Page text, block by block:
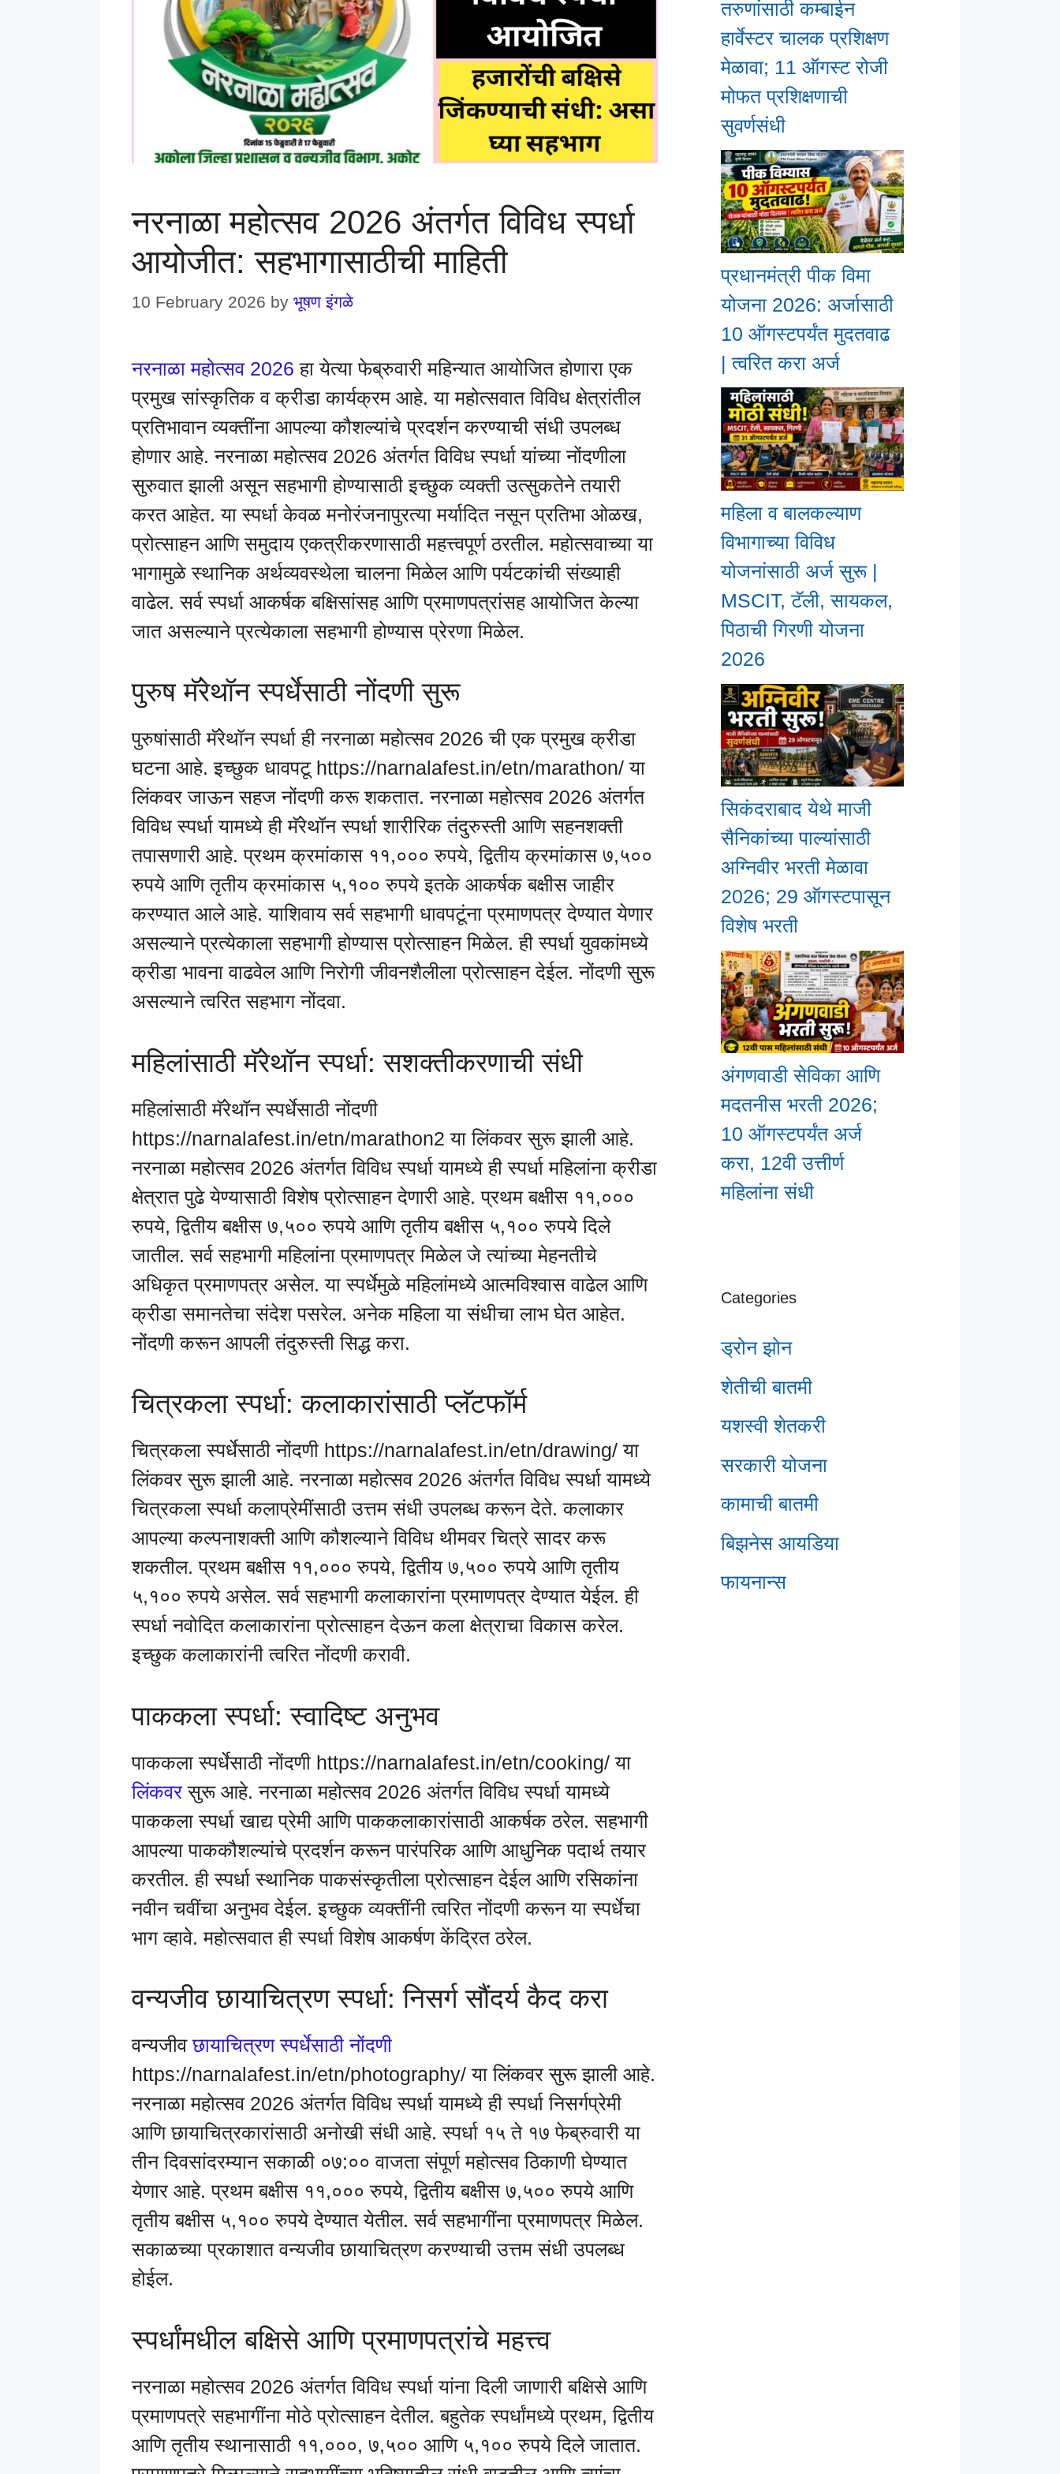
नरनाळा महोत्सव 2026 अंतर्गत विविध स्पर्धा
आयोजीत: सहभागासाठीची माहिती
10 February 2026 by भूषण इंगळे
नरनाळा महोत्सव 2026 हा येत्या फेब्रुवारी महिन्यात आयोजित होणारा एक
प्रमुख सांस्कृतिक व क्रीडा कार्यक्रम आहे. या महोत्सवात विविध क्षेत्रांतील
प्रतिभावान व्यक्तींना आपल्या कौशल्यांचे प्रदर्शन करण्याची संधी उपलब्ध
होणार आहे. नरनाळा महोत्सव 2026 अंतर्गत विविध स्पर्धा यांच्या नोंदणीला
सुरुवात झाली असून सहभागी होण्यासाठी इच्छुक व्यक्ती उत्सुकतेने तयारी
करत आहेत. या स्पर्धा केवळ मनोरंजनापुरत्या मर्यादित नसून प्रतिभा ओळख,
प्रोत्साहन आणि समुदाय एकत्रीकरणासाठी महत्त्वपूर्ण ठरतील. महोत्सवाच्या या
भागामुळे स्थानिक अर्थव्यवस्थेला चालना मिळेल आणि पर्यटकांची संख्याही
वाढेल. सर्व स्पर्धा आकर्षक बक्षिसांसह आणि प्रमाणपत्रांसह आयोजित केल्या
जात असल्याने प्रत्येकाला सहभागी होण्यास प्रेरणा मिळेल.
पुरुष मॅरेथॉन स्पर्धेसाठी नोंदणी सुरू
पुरुषांसाठी मॅरेथॉन स्पर्धा ही नरनाळा महोत्सव 2026 ची एक प्रमुख क्रीडा
घटना आहे. इच्छुक धावपटू https://narnalafest.in/etn/marathon/ या
लिंकवर जाऊन सहज नोंदणी करू शकतात. नरनाळा महोत्सव 2026 अंतर्गत
विविध स्पर्धा यामध्ये ही मॅरेथॉन स्पर्धा शारीरिक तंदुरुस्ती आणि सहनशक्ती
तपासणारी आहे. प्रथम क्रमांकास ११,००० रुपये, द्वितीय क्रमांकास ७,५००
रुपये आणि तृतीय क्रमांकास ५,१०० रुपये इतके आकर्षक बक्षीस जाहीर
करण्यात आले आहे. याशिवाय सर्व सहभागी धावपटूंना प्रमाणपत्र देण्यात येणार
असल्याने प्रत्येकाला सहभागी होण्यास प्रोत्साहन मिळेल. ही स्पर्धा युवकांमध्ये
क्रीडा भावना वाढवेल आणि निरोगी जीवनशैलीला प्रोत्साहन देईल. नोंदणी सुरू
असल्याने त्वरित सहभाग नोंदवा.
महिलांसाठी मॅरेथॉन स्पर्धा: सशक्तीकरणाची संधी
महिलांसाठी मॅरेथॉन स्पर्धेसाठी नोंदणी
https://narnalafest.in/etn/marathon2 या लिंकवर सुरू झाली आहे.
नरनाळा महोत्सव 2026 अंतर्गत विविध स्पर्धा यामध्ये ही स्पर्धा महिलांना क्रीडा
क्षेत्रात पुढे येण्यासाठी विशेष प्रोत्साहन देणारी आहे. प्रथम बक्षीस ११,०००
रुपये, द्वितीय बक्षीस ७,५०० रुपये आणि तृतीय बक्षीस ५,१०० रुपये दिले
जातील. सर्व सहभागी महिलांना प्रमाणपत्र मिळेल जे त्यांच्या मेहनतीचे
अधिकृत प्रमाणपत्र असेल. या स्पर्धेमुळे महिलांमध्ये आत्मविश्वास वाढेल आणि
क्रीडा समानतेचा संदेश पसरेल. अनेक महिला या संधीचा लाभ घेत आहेत.
नोंदणी करून आपली तंदुरुस्ती सिद्ध करा.
चित्रकला स्पर्धा: कलाकारांसाठी प्लॅटफॉर्म
चित्रकला स्पर्धेसाठी नोंदणी https://narnalafest.in/etn/drawing/ या
लिंकवर सुरू झाली आहे. नरनाळा महोत्सव 2026 अंतर्गत विविध स्पर्धा यामध्ये
चित्रकला स्पर्धा कलाप्रेमींसाठी उत्तम संधी उपलब्ध करून देते. कलाकार
आपल्या कल्पनाशक्ती आणि कौशल्याने विविध थीमवर चित्रे सादर करू
शकतील. प्रथम बक्षीस ११,००० रुपये, द्वितीय ७,५०० रुपये आणि तृतीय
५,१०० रुपये असेल. सर्व सहभागी कलाकारांना प्रमाणपत्र देण्यात येईल. ही
स्पर्धा नवोदित कलाकारांना प्रोत्साहन देऊन कला क्षेत्राचा विकास करेल.
इच्छुक कलाकारांनी त्वरित नोंदणी करावी.
पाककला स्पर्धा: स्वादिष्ट अनुभव
पाककला स्पर्धेसाठी नोंदणी https://narnalafest.in/etn/cooking/ या
लिंकवरसुरू आहे. नरनाळा महोत्सव 2026 अंतर्गत विविध स्पर्धा यामध्ये
पाककला स्पर्धा खाद्य प्रेमी आणि पाककलाकारांसाठी आकर्षक ठरेल. सहभागी
आपल्या पाककौशल्यांचे प्रदर्शन करून पारंपरिक आणि आधुनिक पदार्थ तयार
करतील. ही स्पर्धा स्थानिक पाकसंस्कृतीला प्रोत्साहन देईल आणि रसिकांना
नवीन चवींचा अनुभव देईल. इच्छुक व्यक्तींनी त्वरित नोंदणी करून या स्पर्धेचा
भाग व्हावे. महोत्सवात ही स्पर्धा विशेष आकर्षण केंद्रित ठरेल.
वन्यजीव छायाचित्रण स्पर्धा: निसर्ग सौंदर्य कैद करा
वन्यजीवछायाचित्रण स्पर्धेसाठी नोंदणी
https://narnalafest.in/etn/photography/ या लिंकवर सुरू झाली आहे.
नरनाळा महोत्सव 2026 अंतर्गत विविध स्पर्धा यामध्ये ही स्पर्धा निसर्गप्रेमी
आणि छायाचित्रकारांसाठी अनोखी संधी आहे. स्पर्धा १५ ते १७ फेब्रुवारी या
तीन दिवसांदरम्यान सकाळी ०७:०० वाजता संपूर्ण महोत्सव ठिकाणी घेण्यात
येणार आहे. प्रथम बक्षीस ११,००० रुपये, द्वितीय बक्षीस ७,५०० रुपये आणि
तृतीय बक्षीस ५,१०० रुपये देण्यात येतील. सर्व सहभागींना प्रमाणपत्र मिळेल.
सकाळच्या प्रकाशात वन्यजीव छायाचित्रण करण्याची उत्तम संधी उपलब्ध
होईल.
स्पर्धांमधील बक्षिसे आणि प्रमाणपत्रांचे महत्त्व
नरनाळा महोत्सव 2026 अंतर्गत विविध स्पर्धा यांना दिली जाणारी बक्षिसे आणि
प्रमाणपत्रे सहभागींना मोठे प्रोत्साहन देतील. बहुतेक स्पर्धांमध्ये प्रथम, द्वितीय
आणि तृतीय स्थानासाठी ११,०००, ७,५०० आणि ५,१०० रुपये दिले जातात.
तरुणांसाठी कम्बाईन
हार्वेस्टर चालक प्रशिक्षण
मेळावा; 11 ऑगस्ट रोजी
मोफत प्रशिक्षणाची
सुवर्णसंधी
प्रधानमंत्री पीक विमा
योजना 2026: अर्जासाठी
10 ऑगस्टपर्यंत मुदतवाढ
| त्वरित करा अर्ज
महिला व बालकल्याण
विभागाच्या विविध
योजनांसाठी अर्ज सुरू |
MSCIT, टॅली, सायकल,
पिठाची गिरणी योजना
2026
सिकंदराबाद येथे माजी
सैनिकांच्या पाल्यांसाठी
अग्निवीर भरती मेळावा
2026; 29 ऑगस्टपासून
विशेष भरती
अंगणवाडी सेविका आणि
मदतनीस भरती 2026;
10 ऑगस्टपर्यंत अर्ज
करा, 12वी उत्तीर्ण
महिलांना संधी
Categories
ड्रोन झोन
शेतीची बातमी
यशस्वी शेतकरी
सरकारी योजना
कामाची बातमी
बिझनेस आयडिया
फायनान्स